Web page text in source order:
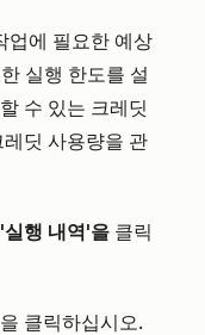
업에 필요한 예상
실행 한도를 설
수 있는 크레딧
딧 사용량을 관
'실행 내역'을 클릭
클릭하십시오.